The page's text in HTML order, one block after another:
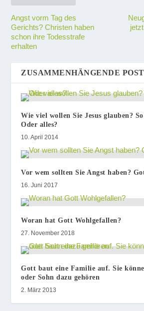
Angst vorm Tag des
Gerichts? Christen haben
schon ihre Todesstrafe
erhalten
ZUSAMMENHÄNGENDE
Wie viel wollen Sie Jesus glauben?
Oder alles?
10. April 2014
Vor wem sollten Sie Angst haben?
16. Juni 2017
Woran hat Gott Wohlgefallen?
27. November 2018
Gott baut eine Familie auf. Sie
oder Sohn dazu gehören
2. März 2013